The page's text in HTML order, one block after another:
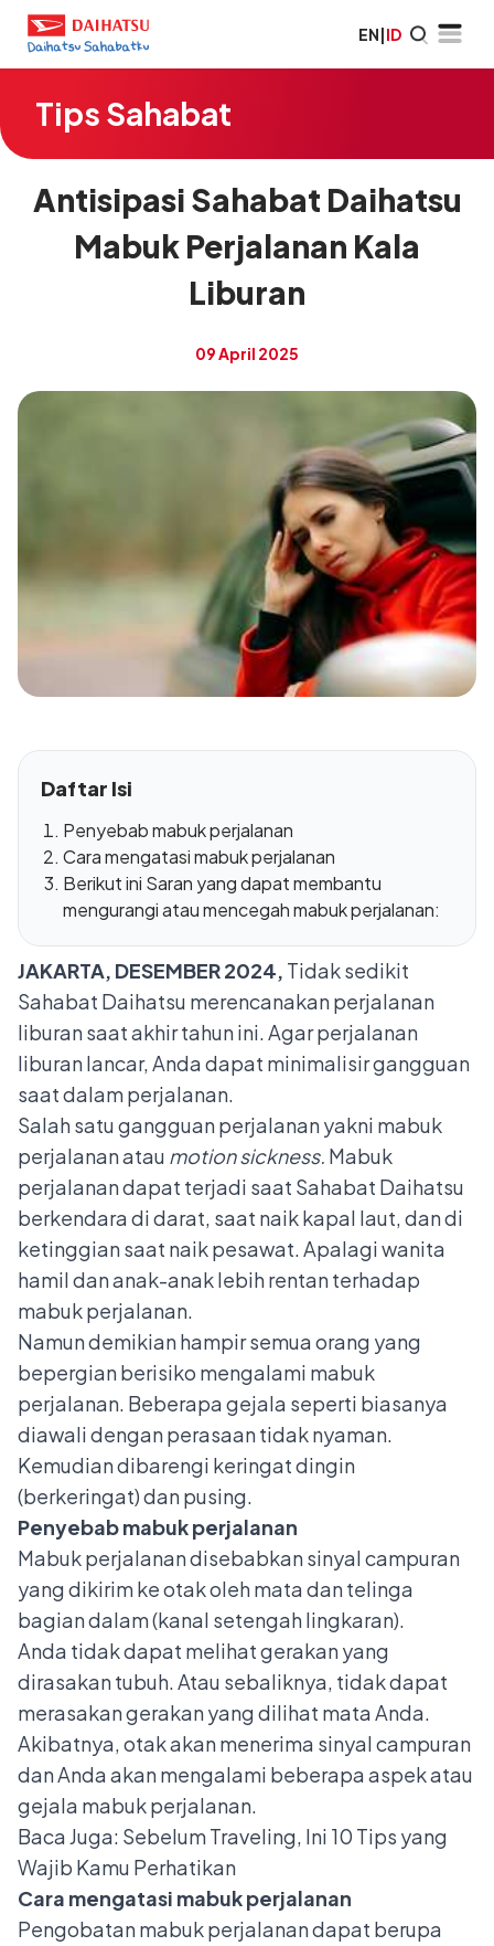
EN|ID
Tips Sahabat
Antisipasi Sahabat Daihatsu
Mabuk Perjalanan Kala
Liburan
09 April 2025
Daftar Isi
Penyebab mabuk perjalanan
Cara mengatasi mabuk perjalanan
Berikut ini Saran yang dapat membantu
mengurangi atau mencegah mabuk perjalanan:
JAKARTA, DESEMBER 2024, Tidak sedikit
Sahabat Daihatsu merencanakan perjalanan
liburan saat akhir tahun ini. Agar perjalanan
liburan lancar, Anda dapat minimalisir gangguan
saat dalam perjalanan.
Salah satu gangguan perjalanan yakni mabuk
perjalanan atau motion sickness. Mabuk
perjalanan dapat terjadi saat Sahabat Daihatsu
berkendara di darat, saat naik kapal laut, dan di
ketinggian saat naik pesawat. Apalagi wanita
hamil dan anak-anak lebih rentan terhadap
mabuk perjalanan.
Namun demikian hampir semua orang yang
bepergian berisiko mengalami mabuk
perjalanan. Beberapa gejala seperti biasanya
diawali dengan perasaan tidak nyaman.
Kemudian dibarengi keringat dingin
(berkeringat) dan pusing.
Penyebab mabuk perjalanan
Mabuk perjalanan disebabkan sinyal campuran
yang dikirim ke otak oleh mata dan telinga
bagian dalam (kanal setengah lingkaran).
Anda tidak dapat melihat gerakan yang
dirasakan tubuh. Atau sebaliknya, tidak dapat
merasakan gerakan yang dilihat mata Anda.
Akibatnya, otak akan menerima sinyal campuran
dan Anda akan mengalami beberapa aspek atau
gejala mabuk perjalanan.
Baca Juga: Sebelum Traveling, Ini 10 Tips yang
Wajib Kamu Perhatikan
Cara mengatasi mabuk perjalanan
Pengobatan mabuk perjalanan dapat berupa